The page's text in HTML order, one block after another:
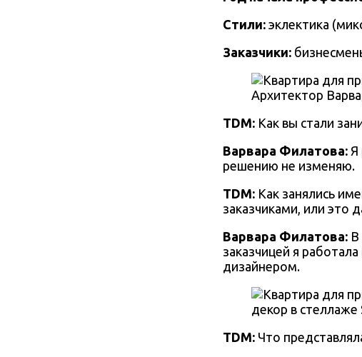
Стили: эклектика
Заказчики: б
Архитектор
TDM: Как вы стали
Варвара Филатова: Я
решению не изменяю.
TDM: Как занялись
заказчиками, или это
Варвара Филатова: В
заказчицей я
дизайнером.
декор в стеллаже
TDM: Что